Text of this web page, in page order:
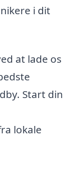
i dit
at lade os
Start din
lokale